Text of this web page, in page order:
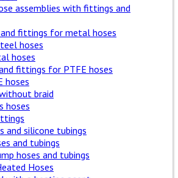
assemblies with fittings and
fittings for metal hoses
hoses
hoses
fittings for PTFE hoses
hoses
braid
hoses
and silicone tubings
and tubings
hoses and tubings
Hoses